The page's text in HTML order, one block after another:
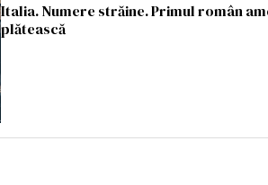
Italia. Numere străine. Primul român
plătească